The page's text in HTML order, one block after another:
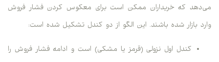
می‌دهد که خریداران ممکن است برای معکوس کردن فشار فروش
وارد بازار شده باشند. این الگو از دو کندل تشکیل شده است:
کندل اول نزولی (قرمز یا مشکی) است و ادامه فشار فروش را